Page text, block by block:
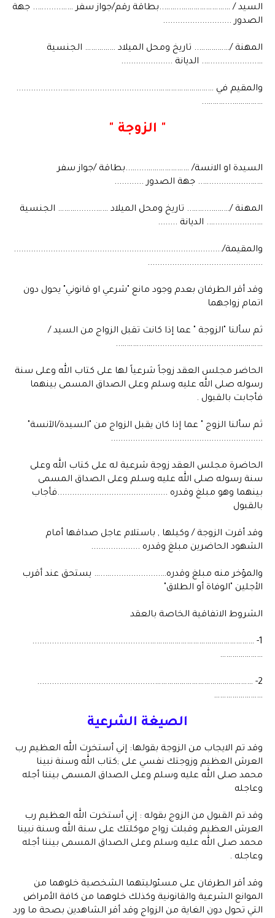
السيد / ……………………..……..بطاقة رقم/جواز سفر …….......….. جهة
الصدور ............................
المهنة /…………….. تاريخ ومحل الميلاد …………… الجنسية
…...................…. الديانة .....................
والمقيم في ………………………..................................……...................
……………...………..
" الزوجة "
السيدة او الانسة/ …………………....…..بطاقة /جواز سفر
…….................….. جهة الصدور ............
المهنة /………...…….. تاريخ ومحل الميلاد ……........……… الجنسية
….................…. الديانة ........
والمقيمة/.....................................................................................
...............................................
وقد أقر الطرفان بعدم وجود مانع "شرعي او قانوني" يحول دون
اتمام زواجهما
ثم سألنا "الزوجة " عما إذا كانت تقبل الزواج من السيد /
…………...................................…...………..
الحاضر مجلس العقد زوجاً شرعياً لها على كتاب الله وعلى سنة
رسوله صلى الله عليه وسلم وعلى الصداق المسمى بينهما
فأجابت بالقبول .
ثم سألنا الزوج " عما إذا كان يقبل الزواج من "السيدة/الآنسة"
..............................................................
الحاضرة مجلس العقد زوجة شرعية له على كتاب الله وعلى
سنة رسوله صلى الله عليه وسلم وعلى الصداق المسمى
بينهما وهو مبلغ وقدره .............................................فأجاب
بالقبول
وقد أقرت الزوجة / وكيلها , باستلام عاجل صداقها أمام
الشهود الحاضرين مبلغ وقدره ....................
والمؤخر منه مبلغ وقدره…....................…..… يستحق عند أقرب
الأجلين "الوفاة أو الطلاق"
الشروط الاتفاقية الخاصة بالعقد
1- ……………………………………………................................................
…………………
2- …………………………………………................................................
……………………
الصيغة الشرعية
وقد تم الايجاب من الزوجة بقولها: إني أستخرت الله العظيم رب
العرش العظيم وزوجتك نفسي على ;كتاب الله وسنة نبينا
محمد صلى الله عليه وسلم وعلى الصداق المسمى بيننا أجله
وعاجله
وقد تم القبول من الزوج بقوله : إني أستخرت الله العظيم رب
العرش العظيم وقبلت زواج موكلتك على سنة الله وسنة نبينا
محمد صلى الله عليه وسلم وعلى الصداق المسمى بيننا أجله
وعاجله .
وقد أقر الطرفان على مسئوليتهما الشخصية خلوهما من
الموانع الشرعية والقانونية وكذلك خلوهما من كافة الأمراض
التي تحول دون الغاية من الزواج وقد أقر الشاهدين بصحة ما ورد